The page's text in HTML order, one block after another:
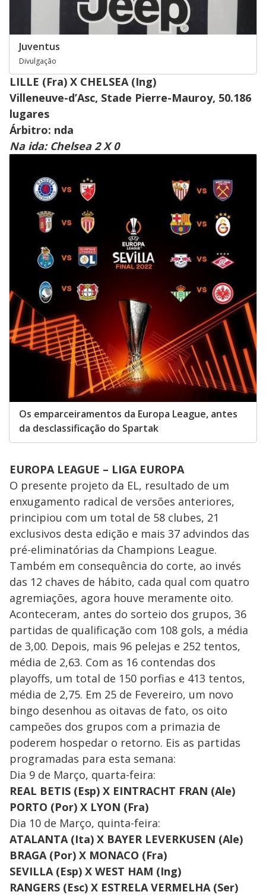
Juventus
Divulgação
LILLE (Fra) X CHELSEA (Ing)
Villeneuve-d’Asc, Stade Pierre-Mauroy, 50.186
lugares
Árbitro: nda
Na ida: Chelsea 2 X 0
Os emparceiramentos da Europa League, antes
da desclassificação do Spartak
EUROPA LEAGUE – LIGA EUROPA
O presente projeto da EL, resultado de um
enxugamento radical de versões anteriores,
principiou com um total de 58 clubes, 21
exclusivos desta edição e mais 37 advindos das
pré-eliminatórias da Champions League.
Também em consequência do corte, ao invés
das 12 chaves de hábito, cada qual com quatro
agremiações, agora houve meramente oito.
Aconteceram, antes do sorteio dos grupos, 36
partidas de qualificação com 108 gols, a média
de 3,00. Depois, mais 96 pelejas e 252 tentos,
média de 2,63. Com as 16 contendas dos
playoffs, um total de 150 porfias e 413 tentos,
média de 2,75. Em 25 de Fevereiro, um novo
bingo desenhou as oitavas de fato, os oito
campeões dos grupos com a primazia de
poderem hospedar o retorno. Eis as partidas
programadas para esta semana:
Dia 9 de Março, quarta-feira:
REAL BETIS (Esp) X EINTRACHT FRAN (Ale)
PORTO (Por) X LYON (Fra)
Dia 10 de Março, quinta-feira:
ATALANTA (Ita) X BAYER LEVERKUSEN (Ale)
BRAGA (Por) X MONACO (Fra)
SEVILLA (Esp) X WEST HAM (Ing)
RANGERS (Esc) X ESTRELA VERMELHA (Ser)